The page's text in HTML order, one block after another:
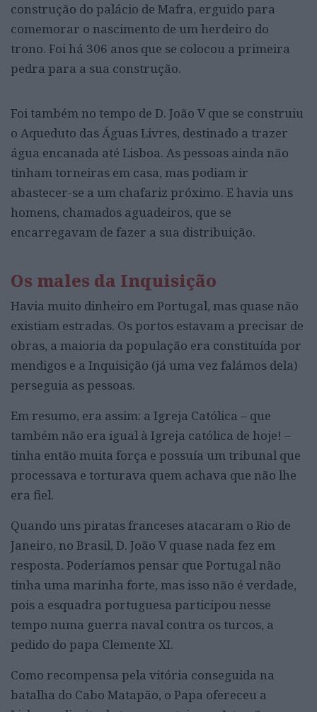
construção do palácio de Mafra, erguido para
comemorar o nascimento de um herdeiro do
trono. Foi há 306 anos que se colocou a primeira
pedra para a sua construção.
Foi também no tempo de D. João V que se construiu
o Aqueduto das Águas Livres, destinado a trazer
água encanada até Lisboa. As pessoas ainda não
tinham torneiras em casa, mas podiam ir
abastecer-se a um chafariz próximo. E havia uns
homens, chamados aguadeiros, que se
encarregavam de fazer a sua distribuição.
Os males da Inquisição
Havia muito dinheiro em Portugal, mas quase não
existiam estradas. Os portos estavam a precisar de
obras, a maioria da população era constituída por
mendigos e a Inquisição (já uma vez falámos dela)
perseguia as pessoas.
Em resumo, era assim: a Igreja Católica – que
também não era igual à Igreja católica de hoje! –
tinha então muita força e possuía um tribunal que
processava e torturava quem achava que não lhe
era fiel.
Quando uns piratas franceses atacaram o Rio de
Janeiro, no Brasil, D. João V quase nada fez em
resposta. Poderíamos pensar que Portugal não
tinha uma marinha forte, mas isso não é verdade,
pois a esquadra portuguesa participou nesse
tempo numa guerra naval contra os turcos, a
pedido do papa Clemente XI.
Como recompensa pela vitória conseguida na
batalha do Cabo Matapão, o Papa ofereceu a